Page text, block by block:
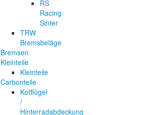
RS
Racing
Sinter
TRW
Bremsbeläge
Bremsen
Kleinteile
Kleinteile
Carbonteile
Kotflügel
/
Hinterradabdeckung